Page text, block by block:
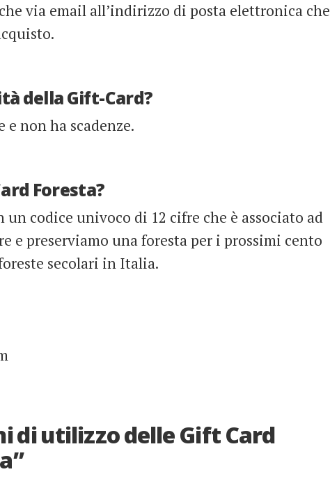
via email all’indirizzo di posta elettronica che
della Gift-Card?
e non ha scadenze.
Foresta?
codice univoco di 12 cifre che è associato ad
e preserviamo una foresta per i prossimi cento
secolari in Italia.
di utilizzo delle Gift Card